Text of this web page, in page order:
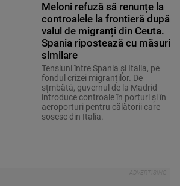
Meloni refuză să renunțe la
controalele la frontieră după
valul de migranți din Ceuta.
Spania ripostează cu măsuri
similare
Tensiuni între Spania și Italia, pe
fondul crizei migranților. De
sțmbătă, guvernul de la Madrid
introduce controale în porturi și în
aeroporturi pentru călătorii care
sosesc din Italia.